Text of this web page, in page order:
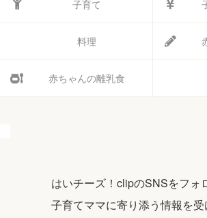
子育て
料理
赤ちゃんの離乳食
はいチーズ！clipのSNSをフォ
子育てママに寄り添う情報を